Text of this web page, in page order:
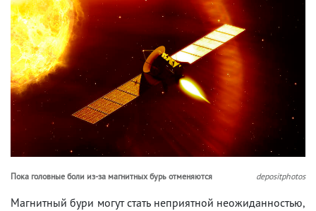
Пока головные боли из-за магнитных бурь отменяются depositphotos
Магнитный бури могут стать неприятной неожиданностью,